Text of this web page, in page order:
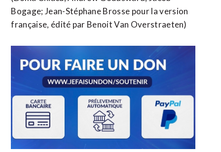
Bogage; Jean-Stéphane Brosse pour la version
française, édité ​par Benoit Van Overstraeten)